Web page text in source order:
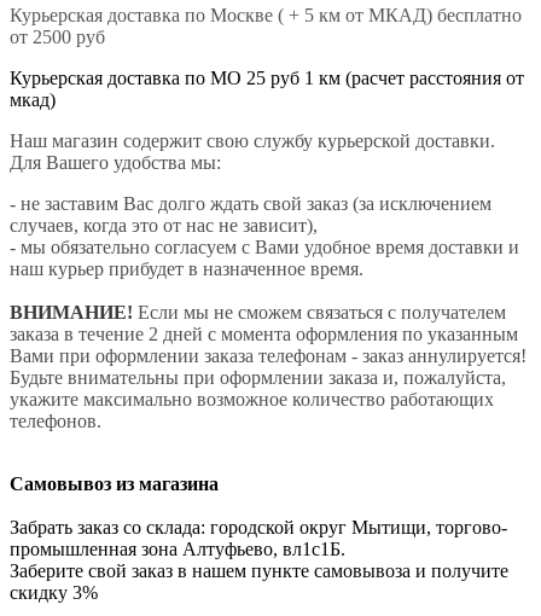
Курьерская доставка по Москве ( + 5 км от МКАД) бесплатно
от 2500 руб
Курьерская доставка по МО 25 руб 1 км (расчет расстояния от
мкад)
Наш магазин содержит свою службу курьерской доставки.
Для Вашего удобства мы:
- не заставим Вас долго ждать свой заказ (за исключением
случаев, когда это от нас не зависит),
- мы обязательно согласуем с Вами удобное время доставки и
наш курьер прибудет в назначенное время.
ВНИМАНИЕ! Если мы не сможем связаться с получателем
заказа в течение 2 дней с момента оформления по указанным
Вами при оформлении заказа телефонам - заказ аннулируется!
Будьте внимательны при оформлении заказа и, пожалуйста,
укажите максимально возможное количество работающих
телефонов.
Самовывоз из магазина
Забрать заказ со склада: городской округ Мытищи, торгово-
промышленная зона Алтуфьево, вл1с1Б.
Заберите свой заказ в нашем пункте самовывоза и получите
скидку 3%